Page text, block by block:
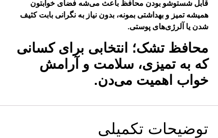
قابل شستوشو بودن محافظ باعث می‌شه فضای خوابتون
همیشه تمیز و بهداشتی بمونه، بدون نیاز به نگرانی بابت کثیف
شدن یا آلرژی‌های پوستی.
محافظ تشک؛ انتخابی برای کسانی
که به تمیزی، سلامت و آرامش
خواب اهمیت می‌دن.
توضیحات تکمیلی